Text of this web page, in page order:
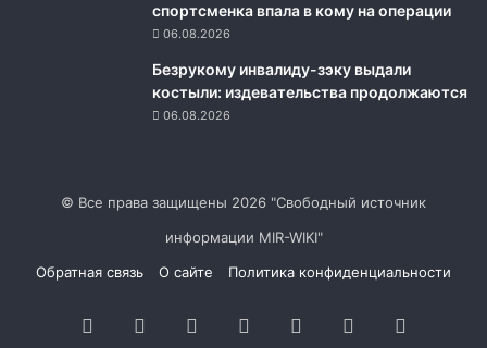
спортсменка впала в кому на операции
06.08.2026
Безрукому инвалиду-зэку выдали
костыли: издевательства продолжаются
06.08.2026
© Все права защищены 2026 "Свободный источник
информации MIR-WIKI"
Обратная связь
О сайте Политика конфиденциальности
FacebookTwitter YouTubevk.com Одноклассники
Telegram